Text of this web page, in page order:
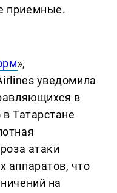
приемные.
»,
уведомила
в
Татарстане
атаки
аппаратов, что
на